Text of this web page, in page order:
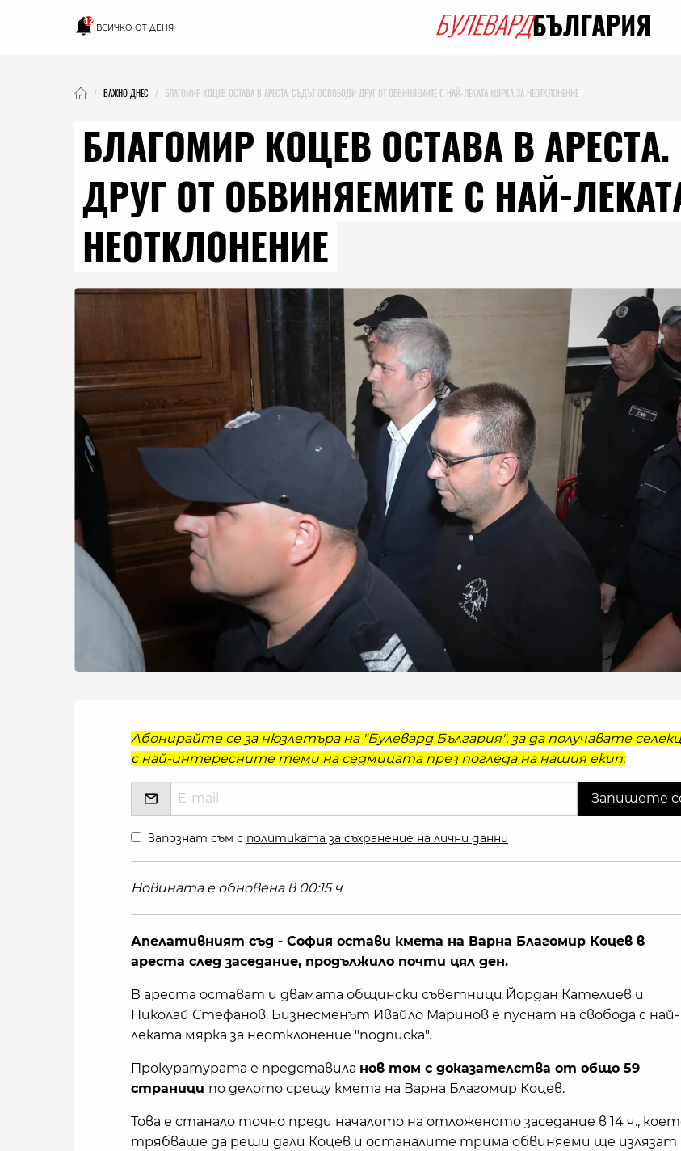
12
ВСИЧКО ОТ ДЕНЯ
ВАЖНО ДНЕС БЛАГОМИР КОЦЕВ ОСТАВА В АРЕСТА. СЪДЪТ ОСВОБОДИ ДРУГ ОТ ОБВИНЯЕМИТЕ С НАЙ-ЛЕКАТА МЯРКА ЗА НЕОТКЛОНЕНИЕ
БЛАГОМИР КОЦЕВ ОСТАВА В
ДРУГ ОТ ОБВИНЯЕМИТЕ С НАЙ-
НЕОТКЛОНЕНИЕ
Абонирайте се за нюзлетъра на "Булевард България", за да получавате
с най-интересните теми на седмицата през погледа на нашия екип:
Запознат съм с политиката за съхранение на лични данни
Новината е обновена в 00:15 ч
Апелативният съд - София остави кмета на Варна Благомир Коцев в
ареста след заседание, продължило почти цял ден.
В ареста остават и двамата общински съветници Йордан Кателиев и
Николай Стефанов. Бизнесменът Ивайло Маринов е пуснат на свобода с най-
леката мярка за неотклонение "подписка".
Прокуратурата е представила нов том с доказателства от общо 59
страници по делото срещу кмета на Варна Благомир Коцев.
Това е станало точно преди началото на отложеното заседание в 14 ч.,
трябваше да реши дали Коцев и останалите трима обвиняеми ще излязат